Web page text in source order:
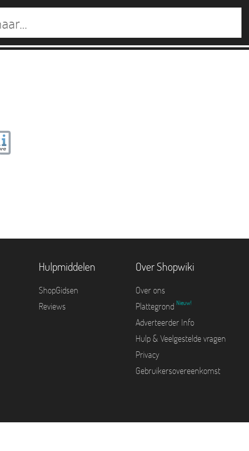
Hulpmiddelen
ShopGidsen
Reviews
Over Shopwiki
Over ons
Plattegrond Nieuw!
Adverteerder Info
Hulp & Veelgestelde vragen
Privacy
Gebruikersovereenkomst